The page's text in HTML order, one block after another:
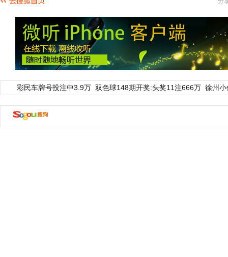
彩民车牌号投注中3.9万 双色球148期开奖:头奖11注666万 徐州